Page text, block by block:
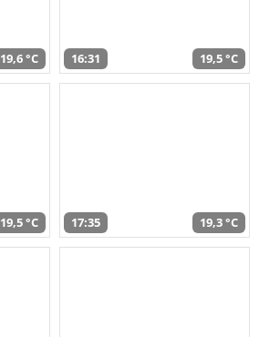
19,6 °C 16:31 19,5 °C
19,5 °C 17:35 19,3 °C